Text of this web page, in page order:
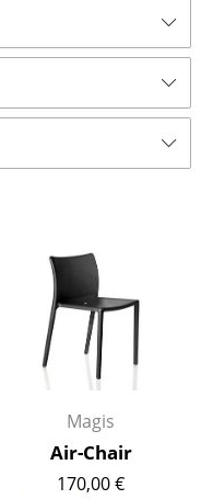
Magis
Air-Chair
170,00 €